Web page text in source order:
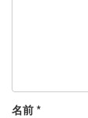
名前 *